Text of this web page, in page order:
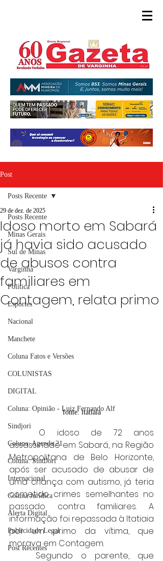
Post
Posts Recente
Minas Gerais
Sul de Minas
Varginha
Política
Esportes
Nacional
Manchete
Coluna Fatos e Versões
COLUNISTAS
DIGITAL
Coluna: Opinião - Luiz Fernando Alf
Sindjori
Coluna: Agenda 21
Coluna: SindJori
Internacional
Coluna Jurídica
Alerta Digital
Publicidade Legal
Post Recentes
Posts Recente
Idoso morto em Sabará
já havia sido acusado
de abusos contra
familiares em
Contagem, relata primo
29 de dez. de 2025
fonte: itatiaia
	O idoso de 72 anos
assassinado em Sabará, na Região
Metropolitana de Belo Horizonte,
após ser acusado de abusar de
uma criança com autismo, já teria
cometido crimes semelhantes no
passado contra familiares. A
informação foi repassada à Itatiaia
por um primo da vítima, que
morava em Contagem.